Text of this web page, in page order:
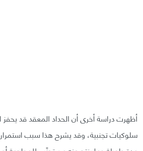
أظهرت دراسة أخرى أن الحداد المعقد قد يحفز
سلوكيات تجنبية، وقد يشرح هذا سبب استمرار